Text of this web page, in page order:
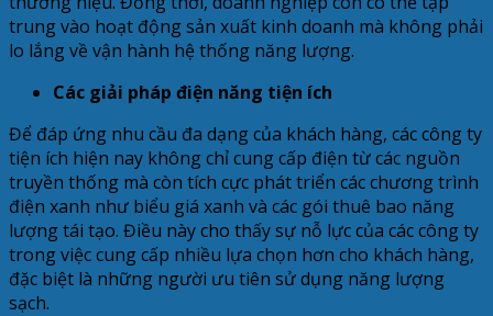
trung vào hoạt động sản xuất kinh doanh mà không phải
lo lắng về vận hành hệ thống năng lượng.
Các giải pháp điện năng tiện ích
Để đáp ứng nhu cầu đa dạng của khách hàng, các công ty
tiện ích hiện nay không chỉ cung cấp điện từ các nguồn
truyền thống mà còn tích cực phát triển các chương trình
điện xanh như biểu giá xanh và các gói thuê bao năng
lượng tái tạo. Điều này cho thấy sự nỗ lực của các công ty
trong việc cung cấp nhiều lựa chọn hơn cho khách hàng,
đặc biệt là những người ưu tiên sử dụng năng lượng
sạch.